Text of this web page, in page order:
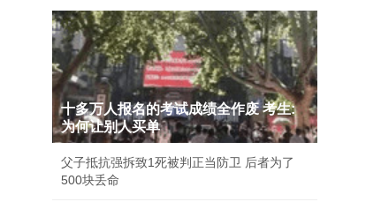
十多万人报名的考试成绩全作废 考生:
为何让别人买单
父子抵抗强拆致1死被判正当防卫 后者为了
500块丢命